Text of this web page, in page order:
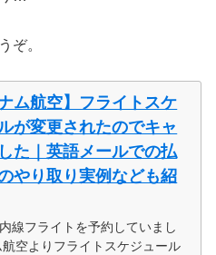
ぞ。
ナム航空】フライトスケ
が変更されたのでキャ
た｜英語メールでの払
やり取り実例なども紹
線フライトを予約していまし
空よりフライトスケジュール